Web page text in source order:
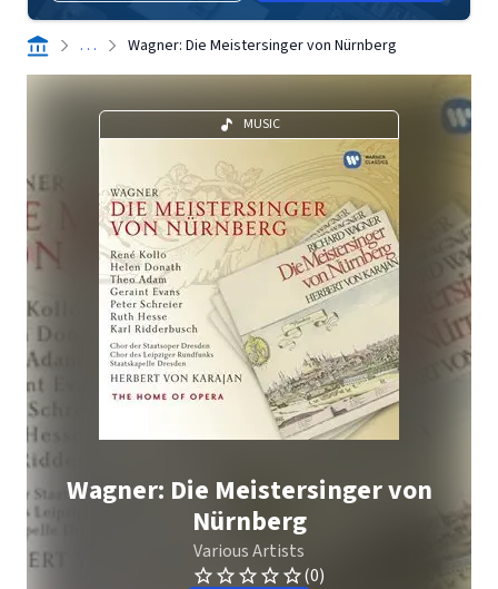
. . . Wagner: Die Meistersinger von Nürnberg
MUSIC
Wagner: Die Meistersinger von
Nürnberg
Various Artists
(0)